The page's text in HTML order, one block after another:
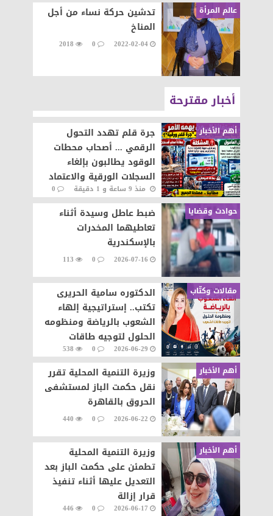
عالم المرأة
تدشين حركة نساء من أجل
المناخ
2022-02-04
0
2018
أخبار مقترحة
أهم الأخبار
جرة قلم تهدد التحول
الرقمي ... أصحاب محطات
الوقود يطالبون بإلغاء
السجلات الورقية والاعتماد
على المنظومة الإلكترونية
منذ 9 ساعة و 1 دقيقة
0
59
حوادث وقضايا
ضبط عاطل وسيدة أثناء
تعاطيهما المخدرات
بالإسكندرية
2026-07-16
0
113
مقالات وكتّاب
الدكتوره سامية الحريرى
تكتب.. إستراتيجية إلهاء
الشعوب بالرياضة ومنظومه
الحلول لتوجيه طاقات
الشعوب نحو التطور والابداع
2026-06-29
0
538
أهم الأخبار
وزيرة التنمية المحلية تقرر
نقل حكمت الباز لمستشفى
الحروق بالقاهرة
2026-06-22
0
440
أهم الأخبار
وزيرة التنمية المحلية
تطمئن على حكمت الباز بعد
التعديل عليها أثناء تنفيذ
قرار إزالة
2026-06-17
0
446